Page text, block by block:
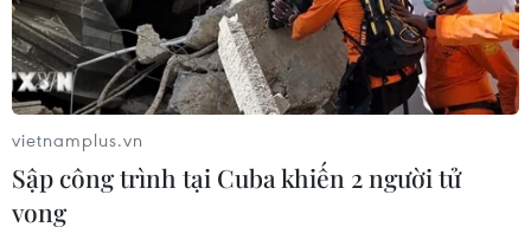
2022 vừa có những hoạt động thiện nguyện đầu tiên với
chương trình Tết Trung Thu sớm cho các em nhỏ vô cùng
ý nghĩa tại Mái ấm tình thương Phúc Lâm.
vietnamplus.vn
Sập công trình tại Cuba khiến 2 người tử
vong